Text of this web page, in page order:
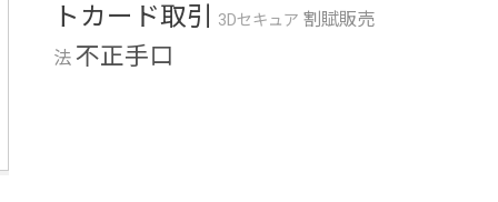
トカード取引
3Dセキュア 割賦販売
法 不正手口